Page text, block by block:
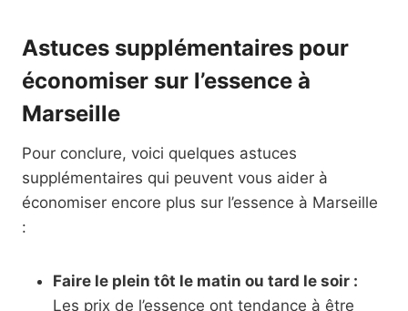
Astuces supplémentaires pour
économiser sur l’essence à
Marseille
Pour conclure, voici quelques astuces
supplémentaires qui peuvent vous aider à
économiser encore plus sur l’essence à Marseille
:
Faire le plein tôt le matin ou tard le soir :
Les prix de l’essence ont tendance à être